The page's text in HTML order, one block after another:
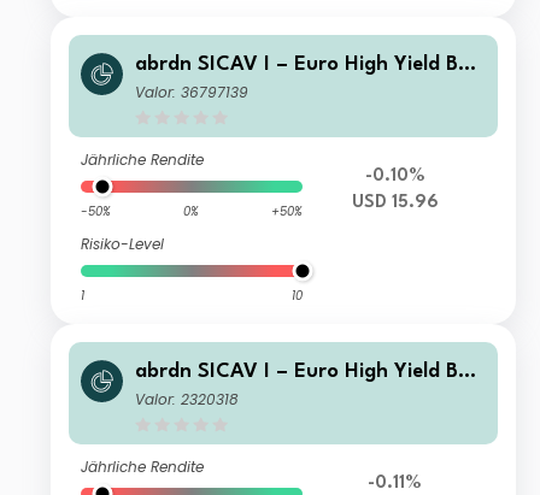
abrdn SICAV I – Euro High Yield Bon
d Fund Class I Acc Hedged USD
Valor: 36797139
Jährliche Rendite
-50% 0% +50%
Risiko-Level
1 10
-0.10%
USD 15.96
abrdn SICAV I – Euro High Yield Bon
d Fund Class I Acc EUR
Valor: 2320318
Jährliche Rendite
-0.11%